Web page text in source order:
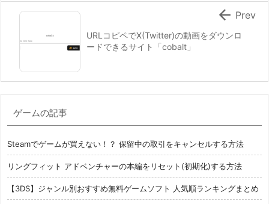
URLコピペでX(Twitter)の動画をダウンロ
ードできるサイト「cobalt」
 Prev
ゲームの記事
Steamでゲームが買えない！？ 保留中の取引をキャンセルする方法
リングフィット アドベンチャーの本編をリセット(初期化)する方法
【3DS】ジャンル別おすすめ無料ゲームソフト 人気順ランキングまとめ